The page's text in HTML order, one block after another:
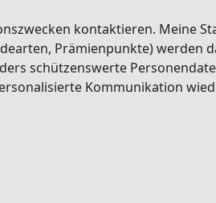
kontaktieren. Meine
Prämienpunkte) werden
schützenswerte
Kommunikation